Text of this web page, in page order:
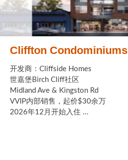
Cliffton Condominiums
开发商：Cliffside Homes
世嘉堡Birch Cliff社区
Midland Ave & Kingston Rd
VVIP内部销售，起价$30余万
2026年12月开始入住 ...